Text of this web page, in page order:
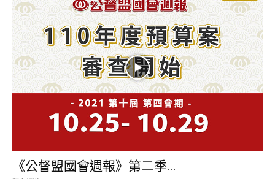
《公督盟國會週報》第二季...